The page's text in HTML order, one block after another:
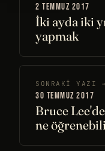
2 TEMMUZ 2017
İki ayda iki
yapmak
SONRAKI YAZI →
30 TEMMUZ 2017
Bruce
ne